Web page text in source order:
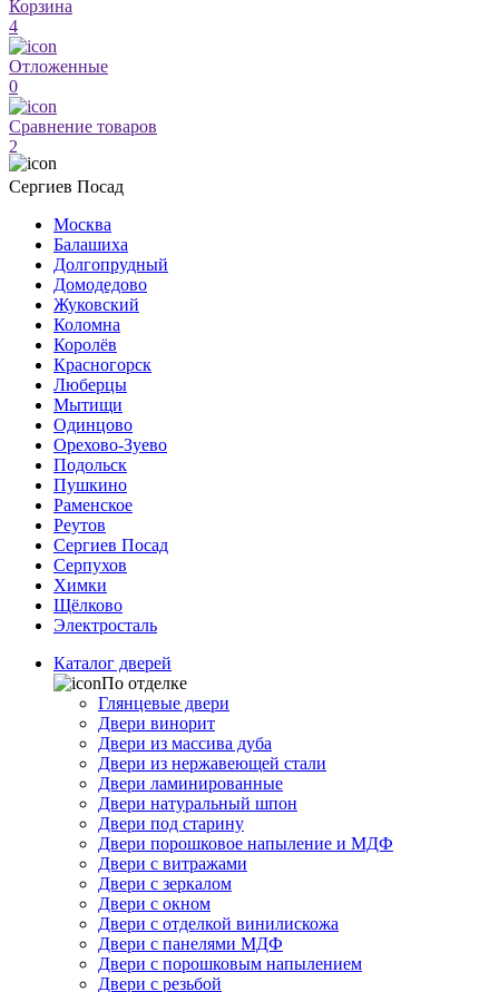
Корзина
4
Отложенные
0
Сравнение товаров
2
Сергиев Посад
Москва
Балашиха
Долгопрудный
Домодедово
Жуковский
Коломна
Королёв
Красногорск
Люберцы
Мытищи
Одинцово
Орехово-Зуево
Подольск
Пушкино
Раменское
Реутов
Сергиев Посад
Серпухов
Химки
Щёлково
Электросталь
Каталог дверей
По отделке
Глянцевые двери
Двери винорит
Двери из массива дуба
Двери из нержавеющей стали
Двери ламинированные
Двери натуральный шпон
Двери под старину
Двери порошковое напыление и МДФ
Двери с витражами
Двери с зеркалом
Двери с окном
Двери с отделкой винилискожа
Двери с панелями МДФ
Двери с порошковым напылением
Двери с резьбой